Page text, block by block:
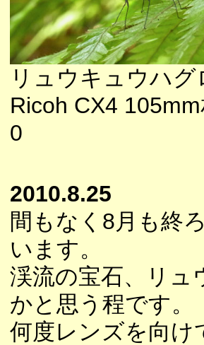
リュウキュウハ
Ricoh CX4
0
2010.8.25
間もなく8月も終
います。
渓流の宝石、リュ
かと思う程です。
何度レンズを向け